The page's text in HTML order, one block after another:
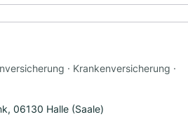
· Krankenversicherung ·
06130 Halle (Saale)